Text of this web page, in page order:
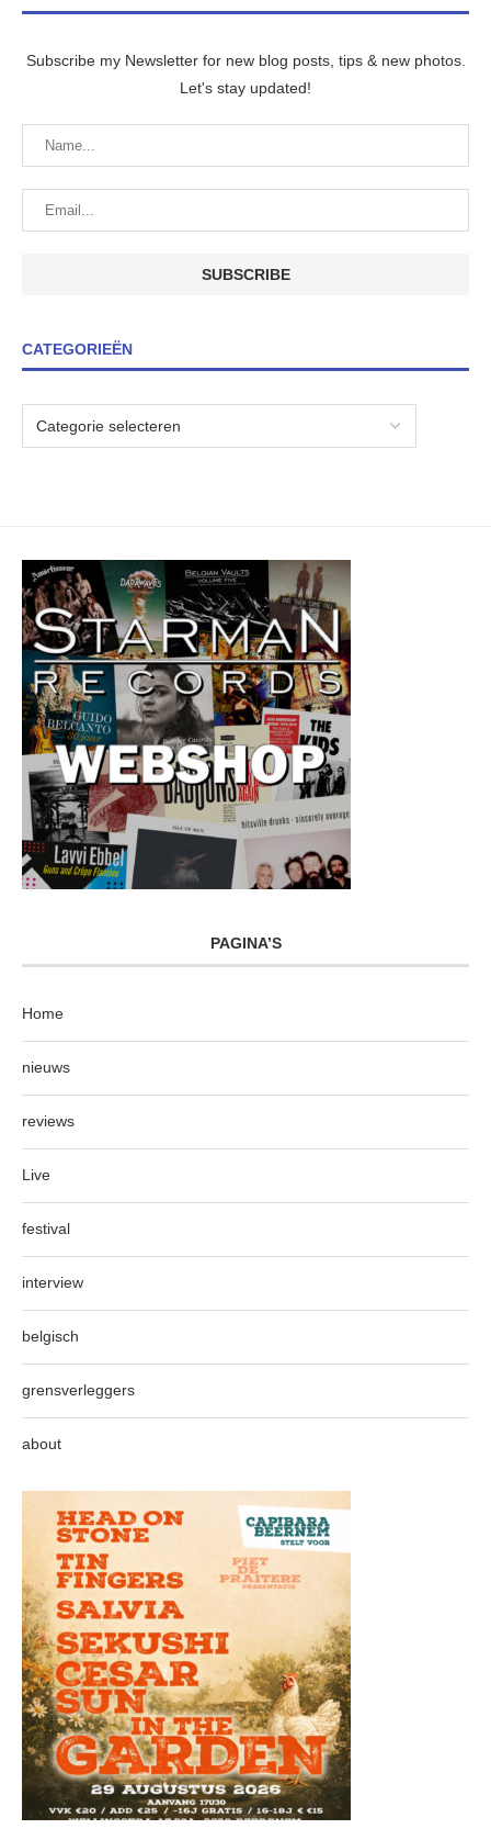
Subscribe my Newsletter for new blog posts, tips & new photos.
Let's stay updated!
CATEGORIEËN
PAGINA’S
Home
nieuws
reviews
Live
festival
interview
belgisch
grensverleggers
about